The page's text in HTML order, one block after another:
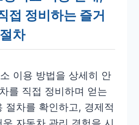
접 정비하는 즐거
차
이용 방법을 상세히 안
를 직접 정비하며 얻는
절차를 확인하고, 경제적